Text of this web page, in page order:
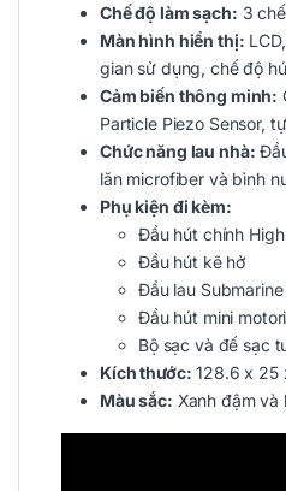
Chế độ làm sạch: 3
Màn hình hiển thị:
gian sử dụng, chế độ
Cảm biến thông minh:
Particle Piezo Sensor,
Chức năng lau nhà:
lăn microfiber và bình
Phụ kiện đi kèm:
Đầu hút chính
Đầu hút kẽ hở
Đầu lau Submarine
Đầu hút mini
Bộ sạc và đế sạc
Kích thước: 128.6 x 25
Màu sắc: Xanh đậm và